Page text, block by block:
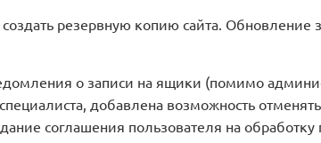
резервную копию сайта. Обновление
о записи на ящики (помимо
добавлена возможность
соглашения пользователя на